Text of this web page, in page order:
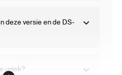
deze versie en de DS-
uniek?